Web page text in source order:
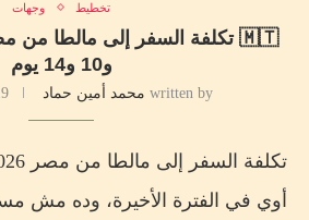
تخطيط وجهات
و10 و14 يوم
written by محمد أمين حماد read
أوي في الفترة الأخيرة، وده مش